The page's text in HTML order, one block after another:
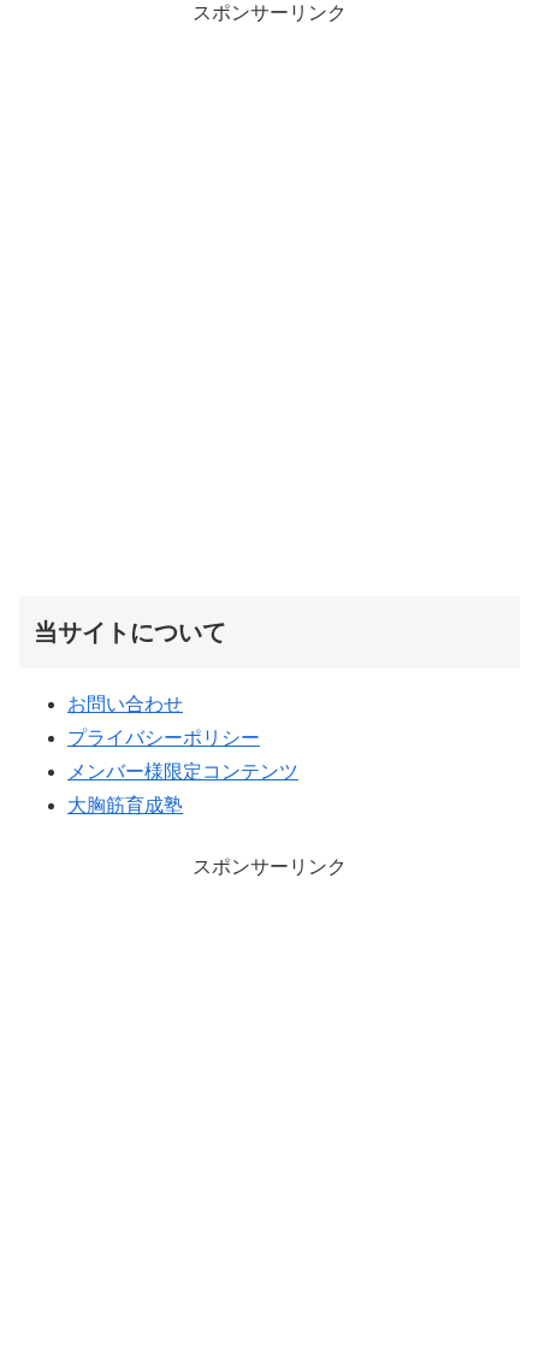
スポンサーリンク
当サイトについて
お問い合わせ
プライバシーポリシー
メンバー様限定コンテンツ
大胸筋育成塾
スポンサーリンク